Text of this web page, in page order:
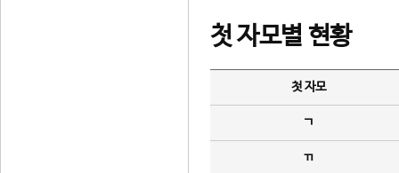
첫 자모별 현황
첫 자모
ㄱ
ㄲ